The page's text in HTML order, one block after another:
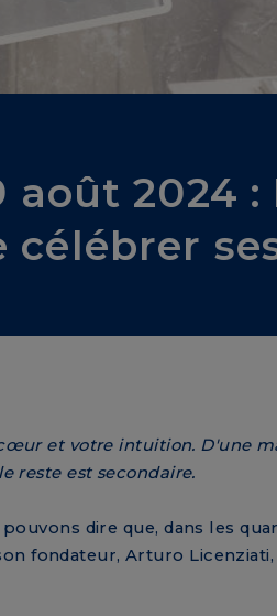
août 2024
et votre intuition. D'une
reste est secondaire.
dire que, dans les
fondateur, Arturo Licenziati,